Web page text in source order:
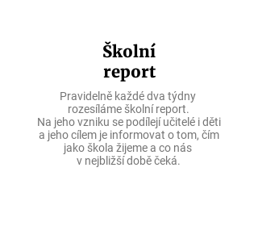
Školní
report
Pravidelně každé dva týdny
rozesíláme školní report.
Na jeho vzniku se podílejí učitelé i děti
a jeho cílem je informovat o tom, čím
jako škola žijeme a co nás
v nejbližší době čeká.